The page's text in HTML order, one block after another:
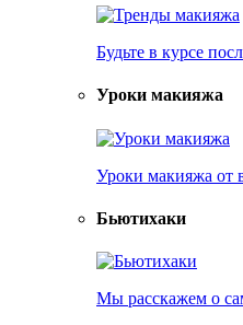
Будьте в курсе
Уроки макияжа
Уроки макияжа от
Бьютихаки
Мы расскажем о